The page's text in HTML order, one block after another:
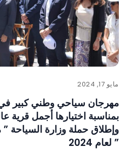
مايو 17, 2024
مهرجان سياحي وطني كبير في
وإطلاق حملة وزارة السياحة
” لعام 2024